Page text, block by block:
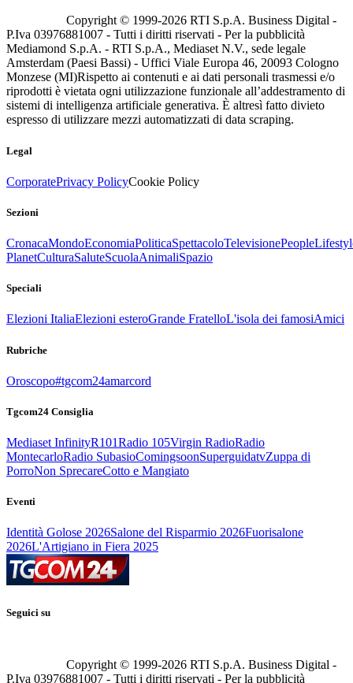
Copyright © 1999-2026 RTI S.p.A. Business Digital -
P.Iva 03976881007 - Tutti i diritti riservati - Per la pubblicità
Mediamond S.p.A. - RTI S.p.A., Mediaset N.V., sede legale
Amsterdam (Paesi Bassi) - Uffici Viale Europa 46, 20093 Cologno
Monzese (MI)Rispetto ai contenuti e ai dati personali trasmessi e/o
riprodotti è vietata ogni utilizzazione funzionale all’addestramento di
sistemi di intelligenza artificiale generativa. È altresì fatto divieto
espresso di utilizzare mezzi automatizzati di data scraping.
Legal
CorporatePrivacy PolicyCookie Policy
Sezioni
CronacaMondoEconomiaPoliticaSpettacoloTelevisionePeople
PlanetCulturaSaluteScuolaAnimaliSpazio
Speciali
Elezioni ItaliaElezioni esteroGrande FratelloL'isola dei famosiAmici
Rubriche
Oroscopo#tgcom24amarcord
Tgcom24 Consiglia
Mediaset InfinityR101Radio 105Virgin RadioRadio
MontecarloRadio SubasioComingsoonSuperguidatvZuppa di
PorroNon SprecareCotto e Mangiato
Eventi
Identità Golose 2026Salone del Risparmio 2026Fuorisalone
2026L'Artigiano in Fiera 2025
Seguici su
Copyright © 1999-2026 RTI S.p.A. Business Digital -
P.Iva 03976881007 - Tutti i diritti riservati - Per la pubblicità